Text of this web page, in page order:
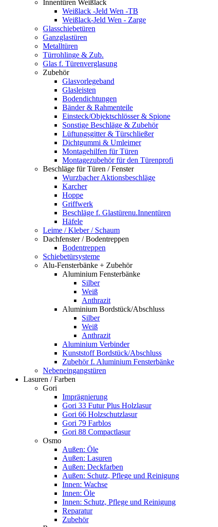
Innentüren Weißlack
Weißlack -Jeld Wen -TB
Weißlack-Jeld Wen - Zarge
Glasschiebetüren
Ganzglastüren
Metalltüren
Türrohlinge & Zub.
Glas f. Türenverglasung
Zubehör
Glasvorlegeband
Glasleisten
Bodendichtungen
Bänder & Rahmenteile
Einsteck/Objektschlösser & Spione
Sonstige Beschläge & Zubehör
Lüftungsgitter & Türschließer
Dichtgummi & Umleimer
Montagehilfen für Türen
Montagezubehör für den Türenprofi
Beschläge für Türen / Fenster
Wurzbacher Aktionsbeschläge
Karcher
Hoppe
Griffwerk
Beschläge f. Glastürenu.Innentüren
Häfele
Leime / Kleber / Schaum
Dachfenster / Bodentreppen
Bodentreppen
Schiebetürsysteme
Alu-Fensterbänke + Zubehör
Aluminium Fensterbänke
Silber
Weiß
Anthrazit
Aluminium Bordstück/Abschluss
Silber
Weiß
Anthrazit
Aluminium Verbinder
Kunststoff Bordstück/Abschluss
Zubehör f. Aluminium Fensterbänke
Nebeneingangstüren
Lasuren / Farben
Gori
Imprägnierung
Gori 33 Futur Plus Holzlasur
Gori 66 Holzschutzlasur
Gori 79 Farblos
Gori 88 Compactlasur
Osmo
Außen: Öle
Außen: Lasuren
Außen: Deckfarben
Außen: Schutz, Pflege und Reinigung
Innen: Wachse
Innen: Öle
Innen: Schutz, Pflege und Reinigung
Reparatur
Zubehör